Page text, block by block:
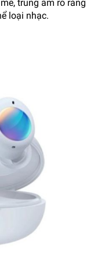
trung âm rõ ràng
loại nhạc.